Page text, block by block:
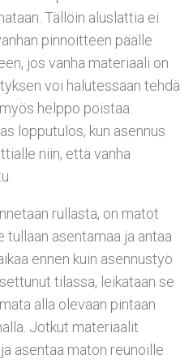
Tällöin aluslattia ei
pinnoitteen päälle
jos vanha materiaali on
voi halutessaan tehdä
helppo poistaa.
lopputulos, kun asennus
niin, että vanha
rullasta, on matot
tullaan asentamaa ja antaa
ennen kuin asennustyö
tilassa, leikataan se
alla olevaan pintaan
Jotkut materiaalit
asentaa maton reunoille